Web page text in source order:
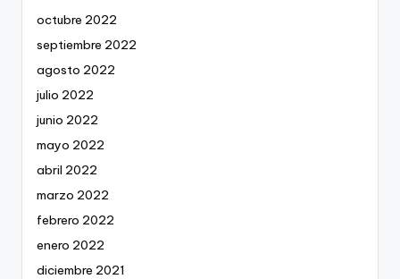
octubre 2022
septiembre 2022
agosto 2022
julio 2022
junio 2022
mayo 2022
abril 2022
marzo 2022
febrero 2022
enero 2022
diciembre 2021